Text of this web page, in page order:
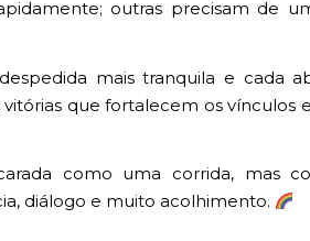
outras precisam de
mais tranquila e cada
que fortalecem os vínculos
como uma corrida, mas
diálogo e muito acolhimento.